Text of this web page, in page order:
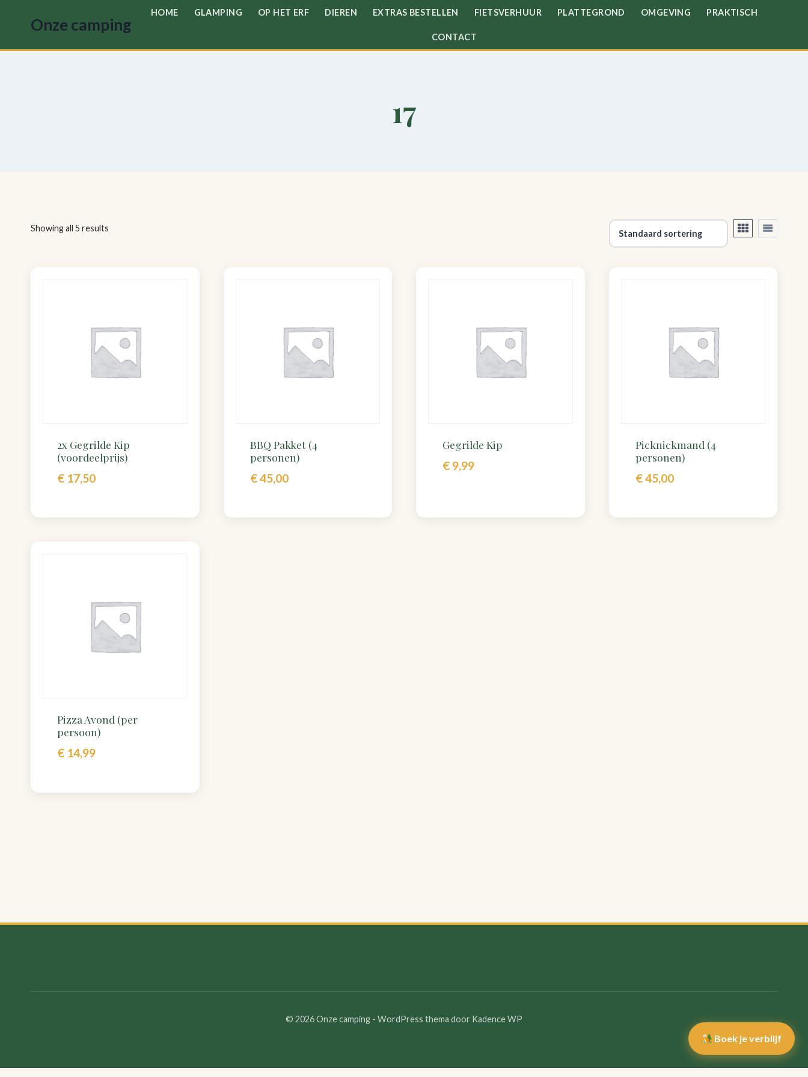
Onze camping
HOME GLAMPING OP HET ERF DIEREN EXTRAS BESTELLEN FIETSVERHUUR PLATTEGROND OMGEVING PRAKTISCH
CONTACT
17
Showing all 5 results
2x Gegrilde Kip
(voordeelprijs)
€ 17,50
BBQ Pakket (4
personen)
€45,00
Gegrilde Kip
€ 9,99
Picknickmand (4
personen)
€45,00
Pizza Avond (per
persoon)
€ 14,99
© 2026 Onze camping - WordPress thema door Kadence WP
Boek je verblijf